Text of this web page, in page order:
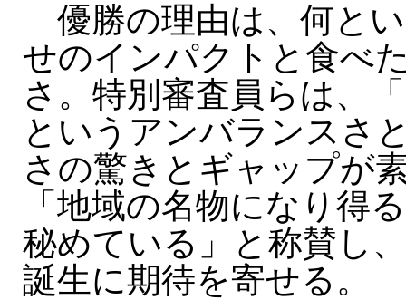
優勝の理由は、何と
せのインパクトと食べ
さ。特別審査員らは、
というアンバランスさ
さの驚きとギャップが
「地域の名物になり得
秘めている」と称賛し
誕生に期待を寄せる。